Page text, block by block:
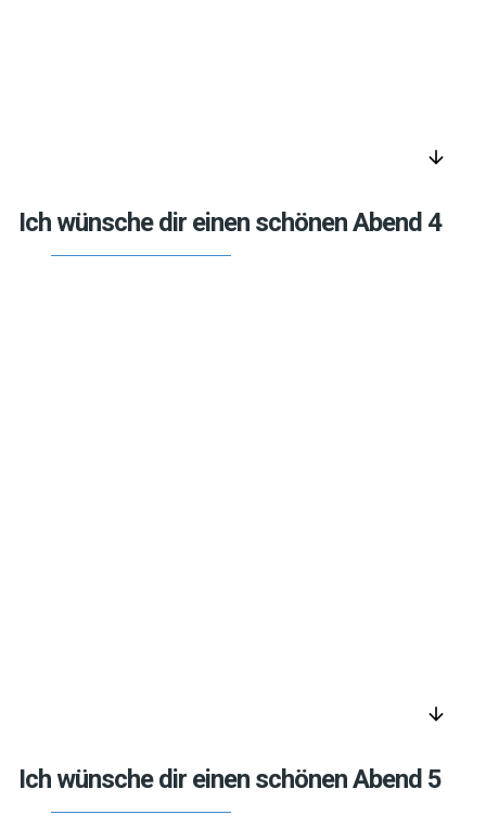
arrow_downward
Ich wünsche dir einen schönen Abend 4
arrow_downward
Ich wünsche dir einen schönen Abend 5